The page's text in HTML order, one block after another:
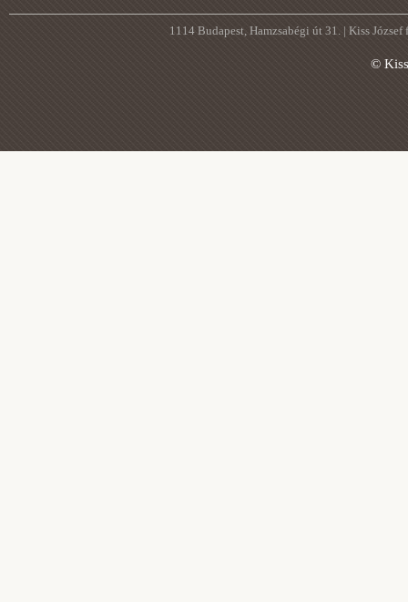
1114 Budapest, Hamzsabégi út 31. | Kiss
©